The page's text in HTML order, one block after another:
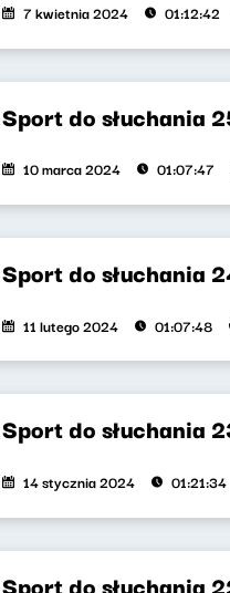
7 kwietnia 2024 01:12:42
Sport do słuchania
10 marca 2024 01:07:47
Sport do słuchania
11 lutego 2024 01:07:48
Sport do słuchania
14 stycznia 2024 01:21:34
Sport do słuchania